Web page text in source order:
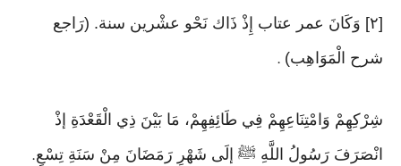
[٢] وَكَانَ عمر عتاب إِذْ ذَاك نَحْو عشْرين سنة. (رَاجع
شرح الْمَوَاهِب) .
شِرْكِهِمْ وَامْتِنَاعِهِمْ فِي طَائِفِهِمْ، مَا بَيْنَ ذِي الْقَعْدَةِ إذْ
انْصَرَفَ رَسُولُ اللَّهِ ﷺ إلَى شَهْرِ رَمَضَانَ مِنْ سَنَةِ تِسْعٍ.